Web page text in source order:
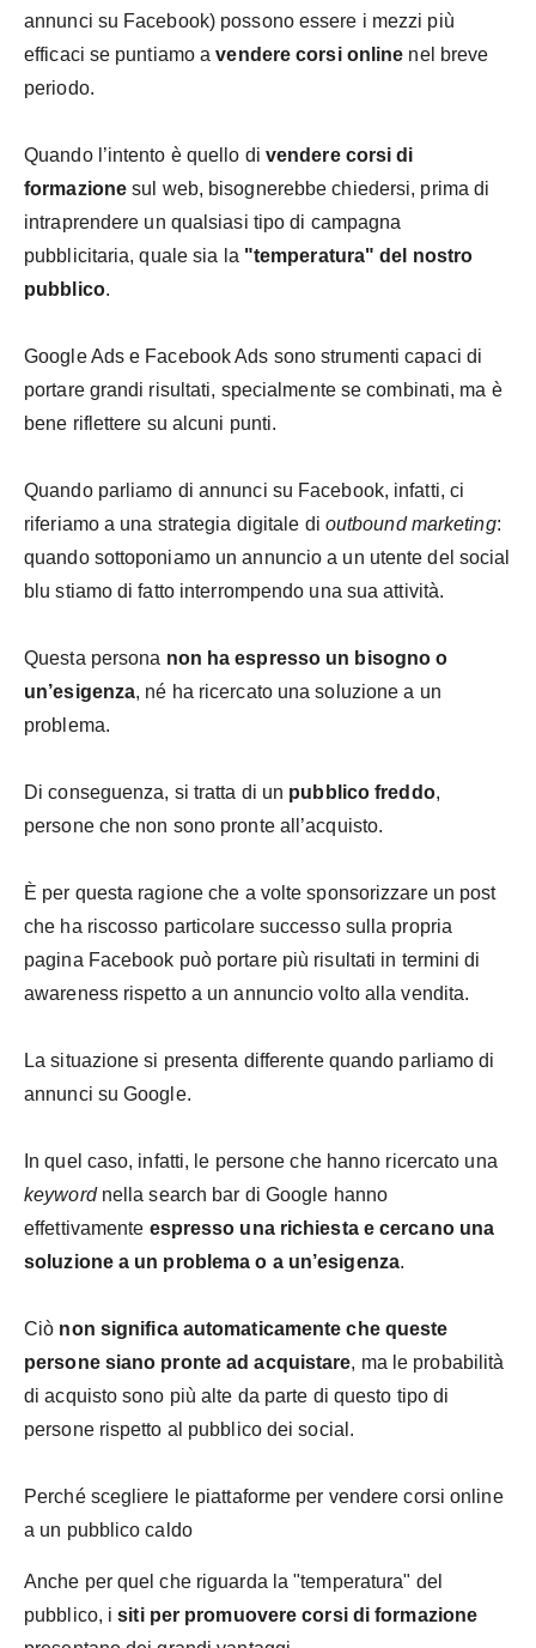
annunci su Facebook) possono essere i mezzi più
efficaci se puntiamo avendere corsi online nel breve
periodo.
Quando l’intento è quello di vendere corsi di
formazione sul web, bisognerebbe chiedersi, prima di
intraprendere un qualsiasi tipo di campagna
pubblicitaria, quale sia la "temperatura" del nostro
pubblico.
Google Ads e Facebook Ads sono strumenti capaci di
portare grandi risultati, specialmente se combinati, ma è
bene riflettere su alcuni punti.
Quando parliamo di annunci su Facebook, infatti, ci
riferiamo a una strategia digitale di outbound marketing:
quando sottoponiamo un annuncio a un utente del social
blu stiamo di fatto interrompendo una sua attività.
Questa persona non ha espresso un bisogno o
un’esigenza, né ha ricercato una soluzione a un
problema.
Di conseguenza, si tratta di un pubblico freddo,
persone che non sono pronte all’acquisto.
È per questa ragione che a volte sponsorizzare un post
che ha riscosso particolare successo sulla propria
pagina Facebook può portare più risultati in termini di
awareness rispetto a un annuncio volto alla vendita.
La situazione si presenta differente quando parliamo di
annunci su Google.
In quel caso, infatti, le persone che hanno ricercato una
keywordnella search bar di Google hanno
effettivamente espresso una richiesta e cercano una
soluzione a un problema o a un’esigenza.
Ciò non significa automaticamente che queste
persone siano pronte ad acquistare, ma le probabilità
di acquisto sono più alte da parte di questo tipo di
persone rispetto al pubblico dei social.
Perché scegliere le piattaforme per vendere corsi online
a un pubblico caldo
Anche per quel che riguarda la "temperatura" del
pubblico, isiti per promuovere corsi di formazione